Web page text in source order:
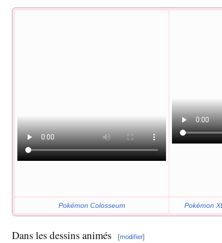
Pokémon Colosseum Pokémon
Dans les dessins animés [modifier]